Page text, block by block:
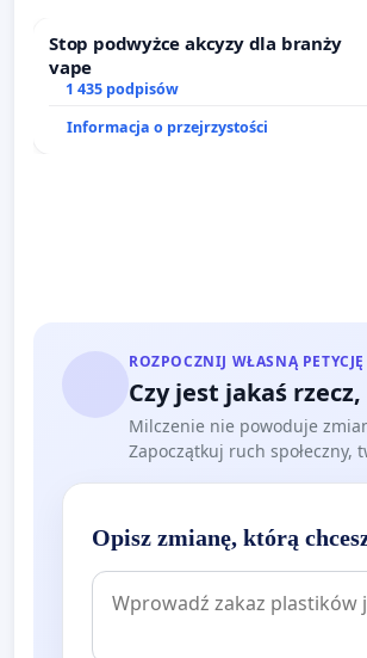
Stop podwyżce akcyzy dla branży
vape
1 435 podpisów
Informacja o przejrzystości
ROZPOCZNIJ WŁASNĄ PETYCJĘ
Czy jest jakaś
Milczenie nie powoduje
Zapoczątkuj ruch społeczny,
Opisz zmianę, którą